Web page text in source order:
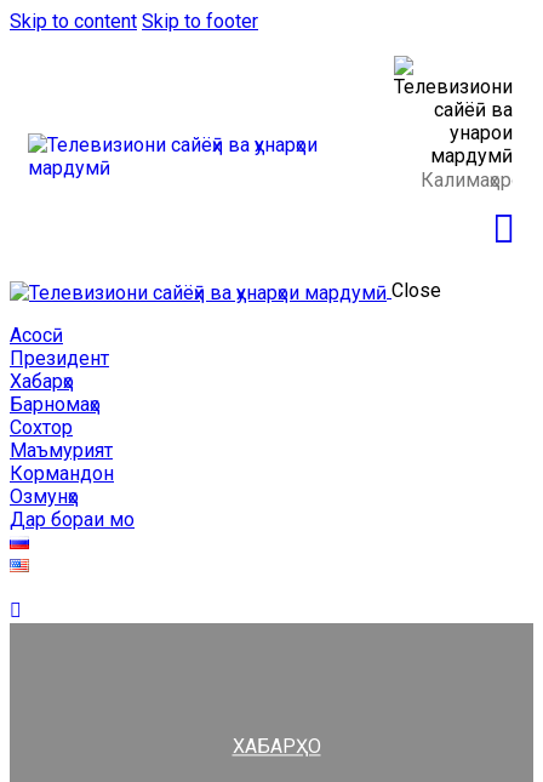
Skip to content Skip to footer
Close
Асосӣ
Президент
Хабарҳо
Барномаҳо
Сохтор
Маъмурият
Кормандон
Озмунҳо
Дар бораи мо
ХАБАРҲО